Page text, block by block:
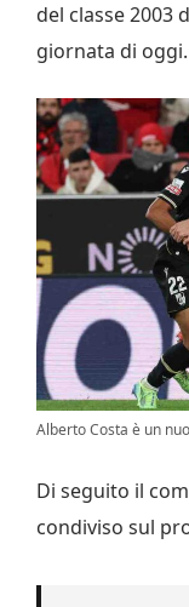
del classe 2003
giornata di oggi.
Alberto Costa è un
Di seguito il
condiviso sul